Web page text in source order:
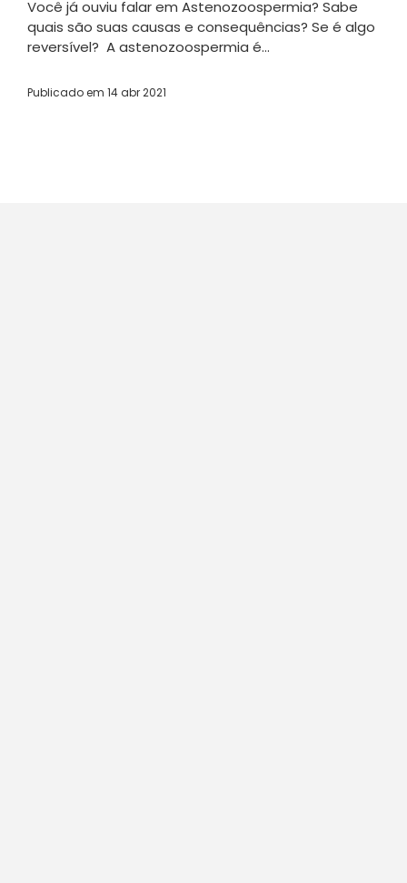
Você já ouviu falar em Astenozoospermia? Sabe
quais são suas causas e consequências? Se é algo
reversível? A astenozoospermia é...
Publicado em 14 abr 2021